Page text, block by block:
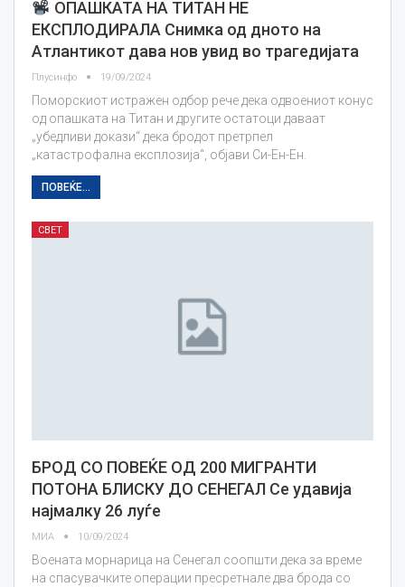
ОПАШКАТА НА ТИТАН НЕ
ЕКСПЛОДИРАЛА Снимка од дното на
Атлантикот дава нов увид во трагедијата
Плусинфо 19/09/2024
Поморскиот истражен одбор рече дека одвоениот конус
од опашката на Титан и другите остатоци даваат
„убедливи докази“ дека бродот претрпел
„катастрофална експлозија“, објави Си-Ен-Ен.
ПОВЕЌЕ...
СВЕТ
БРОД СО ПОВЕЌЕ ОД 200 МИГРАНТИ
ПОТОНА БЛИСКУ ДО СЕНЕГАЛ Се удавија
најмалку 26 луѓе
МИА 10/09/2024
Воената морнарица на Сенегал соопшти дека за време
на спасувачките операции пресретнале два брода со